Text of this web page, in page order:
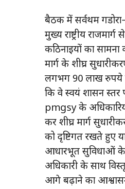
बैठक में सर्वप्रथम
मुख्य राष्ट्रीय
कठिनाइयों का सामना
मार्ग के शीघ्र
लगभग 90 लाख रुपये
कि वे स्वयं शासन स्तर
pmgsy के
कर शीघ्र मार्ग
को दृष्टिगत रखते हुए
आधारभूत सुविधाओं के
अधिकारी के साथ
आगे बढ़ाने का